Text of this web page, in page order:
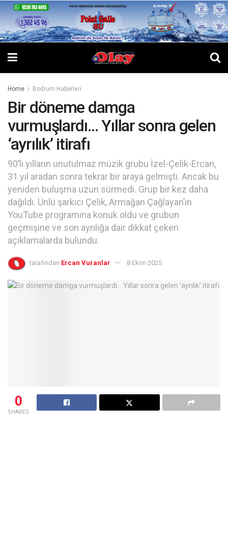
Home Bodrum Haberleri
Bir döneme damga
vurmuşlardı… Yıllar sonra gelen
‘ayrılık’ itirafı
90’lı yılların unutulmaz müzik grubu İzel-Çelik-Ercan,
31 yıl aradan sonra tekrar bir araya gelmişti. Ancak bu
yeniden buluşma uzun sürmedi. Grup bir kez daha
dağıldı. Ünlü şarkıcı Çelik, Armağan Çağlayan’ın
YouTube programına konuk oldu ve grubun
geçmişine ve son ayrılığa dair dikkat çeken
açıklamalarda bulundu.
tarafından Ercan Vuranlar 8 Ekim 2025
0
SHARES